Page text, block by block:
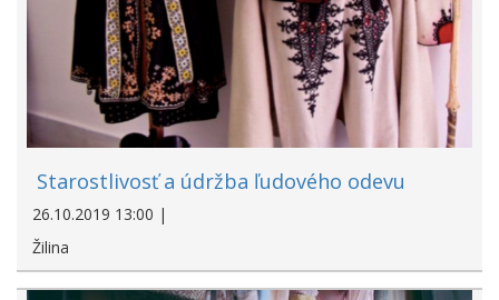
Starostlivosť a údržba ľudového odevu
26.10.2019 13:00 |
Žilina